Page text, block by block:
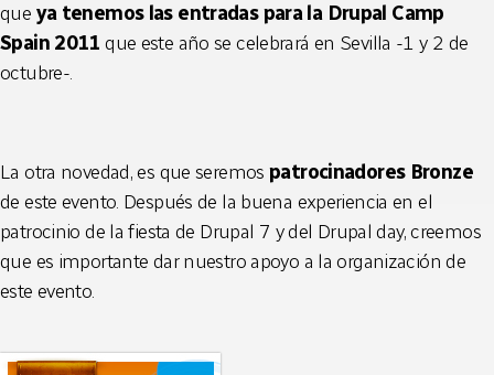
que ya tenemos las entradas para la Drupal Camp
Spain 2011 que este año se celebrará en Sevilla -1 y 2 de
octubre-.
La otra novedad, es que seremos patrocinadores Bronze
de este evento. Después de la buena experiencia en el
patrocinio de la fiesta de Drupal 7 y del Drupal day, creemos
que es importante dar nuestro apoyo a la organización de
este evento.